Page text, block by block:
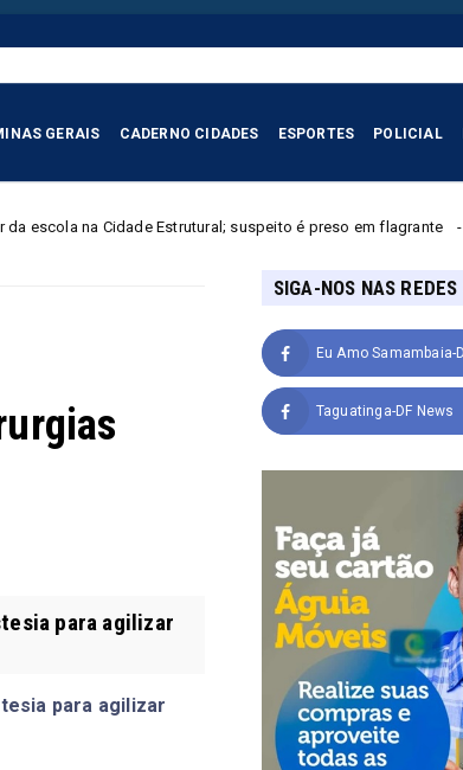
GERAIS CADERNO CIDADES ESPORTES POLICIAL
suspeito é preso em flagrante DESTAQUE
para agilizar
para agilizar
SIGA-NOS NAS
Eu Amo Samambaia-
Taguatinga-DF News